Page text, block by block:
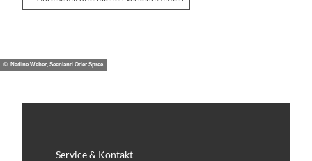
© Nadine Weber, Seenland Oder Spree
Service & Kontakt